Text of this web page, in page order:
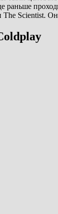
раньше
The Scientist.